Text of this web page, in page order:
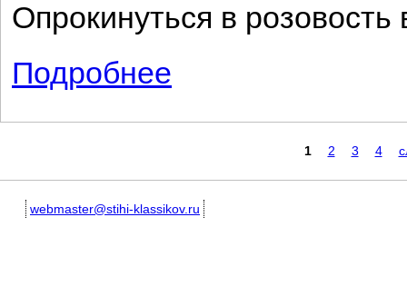
Опрокинуться в розовость
Подробнее
1 2 3 4
webmaster@stihi-klassikov.ru